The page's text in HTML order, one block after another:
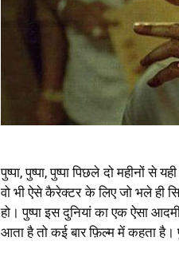
पुष्पा, पुष्पा, पुष्पा पिछले दो महीनों से
वो भी ऐसे कैरेक्टर के लिए जो भले ही
हो। पुष्पा इस दुनियां का एक ऐसा
आता है तो कई बार फ़िल्म में कहता है।